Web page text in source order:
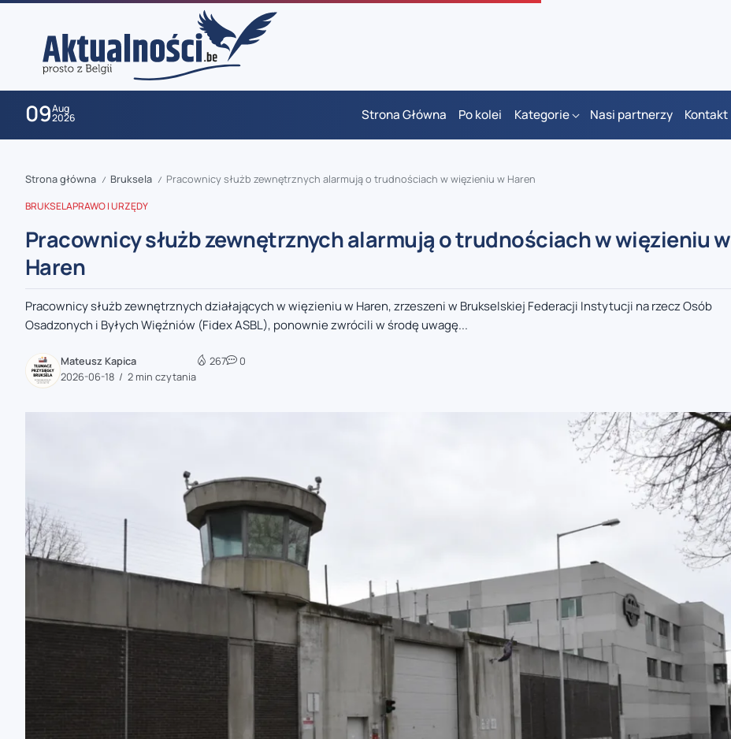
09Aug
2026 Strona Główna Po kolei Kategorie Nasi partnerzy Kontakt
zaobserwuj nas
zaobserwuj nas
Strona główna / Bruksela / Pracownicy służb zewnętrznych alarmują o trudnościach w więzieniu w Haren
BRUKSELAPRAWO I URZĘDY
Pracownicy służb zewnętrznych alarmują o trudnościach w więzieniu w
Haren
Pracownicy służb zewnętrznych działających w więzieniu w Haren, zrzeszeni w Brukselskiej Federacji Instytucji na rzecz Osób
Osadzonych i Byłych Więźniów (Fidex ASBL), ponownie zwrócili w środę uwagę...
Mateusz Kapica
2026-06-18
2 min czytania
267 0